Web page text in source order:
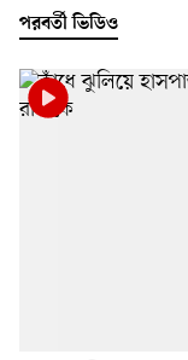
পরবর্তী ভিডিও